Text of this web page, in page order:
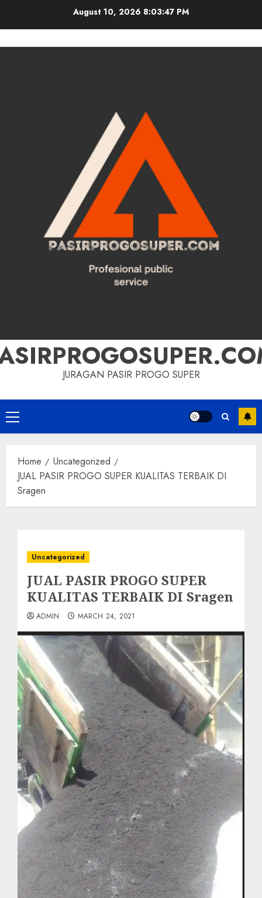
August 10, 2026 8:03:48 PM
JURAGAN PASIR PROGO SUPER
Primary
Menu
Home
Uncategorized
JUAL PASIR PROGO SUPER KUALITAS TERBAIK DI
Sragen
Uncategorized
JUAL PASIR PROGO SUPER
KUALITAS TERBAIK DI Sragen
ADMIN MARCH 24, 2021